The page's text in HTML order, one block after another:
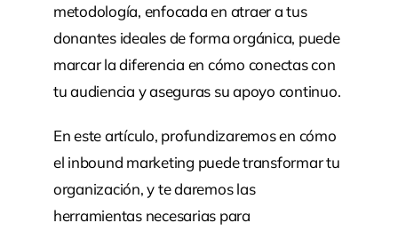
metodología, enfocada en atraer a tus
donantes ideales de forma orgánica, puede
marcar la diferencia en cómo conectas con
tu audiencia y aseguras su apoyo continuo.
En este artículo, profundizaremos en cómo
el inbound marketing puede transformar tu
organización, y te daremos las
herramientas necesarias para